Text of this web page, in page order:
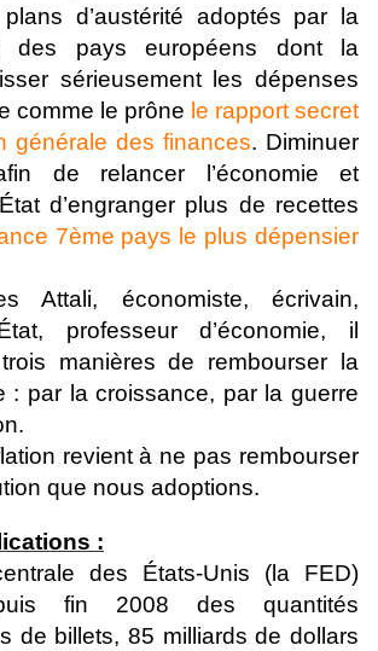
d’austérité adoptés par la
des pays européens dont la
sérieusement les dépenses
comme le prône le rapport secret
générale des finances. Diminuer
de relancer l’économie et
d’engranger plus de recettes
7ème pays le plus dépensier
Attali, économiste, écrivain,
professeur d’économie, il
manières de rembourser la
: par la croissance, par la guerre
revient à ne pas rembourser
que nous adoptions.
:
des États-Unis (la FED)
fin 2008 des quantités
de billets, 85 milliards de dollars